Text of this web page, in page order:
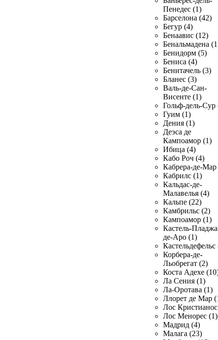
Пенедес (1)
Барселона (42)
Бегур (4)
Бенаавис (12)
Бенальмадена
Бенидорм (5)
Бениса (4)
Бенитачель (3)
Бланес (3)
Валь-де-Сан-
Висенте (1)
Гольф-дель-Сур
Гуим (1)
Дения (1)
Деэса де
Кампоамор (1)
Ибица (4)
Кабо Роч (4)
Кабрера-де-Мар
Кабрилс (1)
Кальдас-де-
Малавелья (4)
Кальпе (22)
Камбрильс (2)
Кампоамор (1)
Кастель-
де-Аро (1)
Кастельдефельс
Корбера-де-
Льобрегат (2)
Коста Адехе
Ла Сения (1)
Ла-Оротава (1)
Ллорет де Мар
Лос
Лос Менорес (1)
Мадрид (4)
Малага (23)